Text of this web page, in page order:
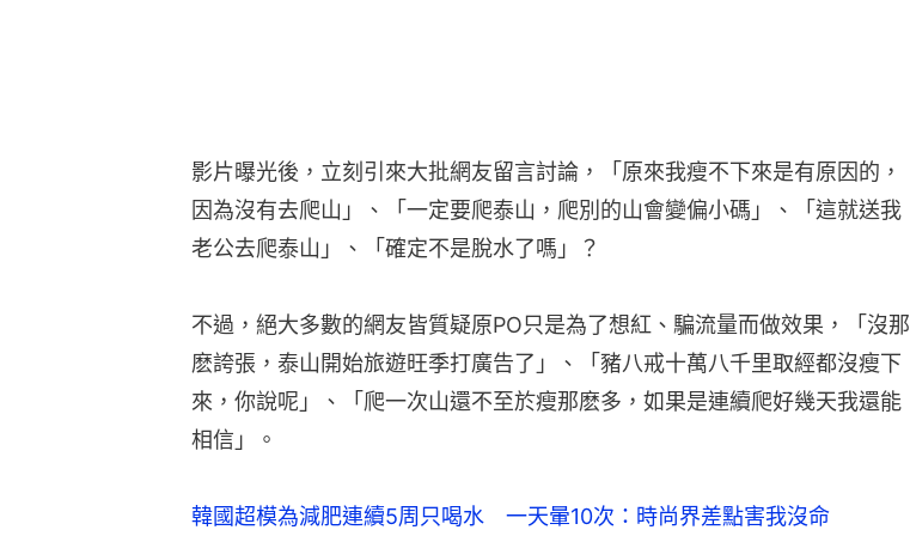
影片曝光後，立刻引來大批網友留言討論，「原來我瘦不下來是有原因的，
因為沒有去爬山」、「一定要爬泰山，爬別的山會變偏小碼」、「這就送我
老公去爬泰山」、「確定不是脫水了嗎」？
不過，絕大多數的網友皆質疑原PO只是為了想紅、騙流量而做效果，「沒那
麽誇張，泰山開始旅遊旺季打廣告了」、「豬八戒十萬八千里取經都沒瘦下
來，你說呢」、「爬一次山還不至於瘦那麽多，如果是連續爬好幾天我還能
相信」。
韓國超模為減肥連續5周只喝水 一天暈10次：時尚界差點害我沒命